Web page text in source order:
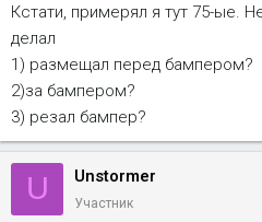
Кстати, примерял я тут 75-ые.
делал
1) размещал перед бампером?
2)за бампером?
3) резал бампер?
U Unstormer
Участник